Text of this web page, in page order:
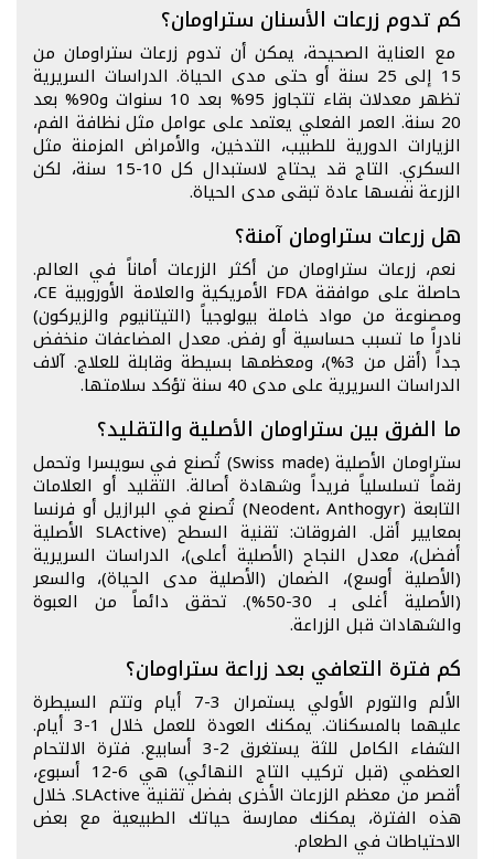
كم تدوم زرعات الأسنان ستراومان؟
مع العناية الصحيحة، يمكن أن تدوم زرعات ستراومان من
15 إلى 25 سنة أو حتى مدى الحياة. الدراسات السريرية
تظهر معدلات بقاء تتجاوز 95% بعد 10 سنوات و90% بعد
20 سنة. العمر الفعلي يعتمد على عوامل مثل نظافة الفم،
الزيارات الدورية للطبيب، التدخين، والأمراض المزمنة مثل
السكري. التاج قد يحتاج لاستبدال كل 10-15 سنة، لكن
الزرعة نفسها عادة تبقى مدى الحياة.
هل زرعات ستراومان آمنة؟
نعم، زرعات ستراومان من أكثر الزرعات أماناً في العالم.
حاصلة على موافقة FDA الأمريكية والعلامة الأوروبية CE،
ومصنوعة من مواد خاملة بيولوجياً (التيتانيوم والزيركون)
نادراً ما تسبب حساسية أو رفض. معدل المضاعفات منخفض
جداً (أقل من 3%)، ومعظمها بسيطة وقابلة للعلاج. آلاف
الدراسات السريرية على مدى 40 سنة تؤكد سلامتها.
ما الفرق بين ستراومان الأصلية والتقليد؟
ستراومان الأصلية (Swiss made) تُصنع في سويسرا وتحمل
رقماً تسلسلياً فريداً وشهادة أصالة. التقليد أو العلامات
التابعة (Neodent، Anthogyr) تُصنع في البرازيل أو فرنسا
بمعايير أقل. الفروقات: تقنية السطح (SLActive الأصلية
أفضل)، معدل النجاح (الأصلية أعلى)، الدراسات السريرية
(الأصلية أوسع)، الضمان (الأصلية مدى الحياة)، والسعر
(الأصلية أغلى بـ 30-50%). تحقق دائماً من العبوة
والشهادات قبل الزراعة.
كم فترة التعافي بعد زراعة ستراومان؟
الألم والتورم الأولي يستمران 3-7 أيام وتتم السيطرة
عليهما بالمسكنات. يمكنك العودة للعمل خلال 1-3 أيام.
الشفاء الكامل للثة يستغرق 2-3 أسابيع. فترة الالتحام
العظمي (قبل تركيب التاج النهائي) هي 6-12 أسبوع،
أقصر من معظم الزرعات الأخرى بفضل تقنية SLActive. خلال
هذه الفترة، يمكنك ممارسة حياتك الطبيعية مع بعض
الاحتياطات في الطعام.